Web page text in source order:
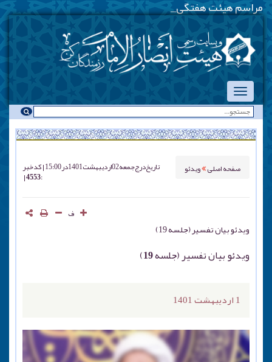
مراسم هیئت هفتگی - یکش_
صفحه اصلی ویدئو تاریخ درججمعه 02 ارديبهشت 1401 در 15:00 کد خبر
: 4553
ف
ویدئو بیان تفسیر (جلسه 19)
ویدئو بیان تفسیر (جلسه 19)
1 اردیبهشت 1401